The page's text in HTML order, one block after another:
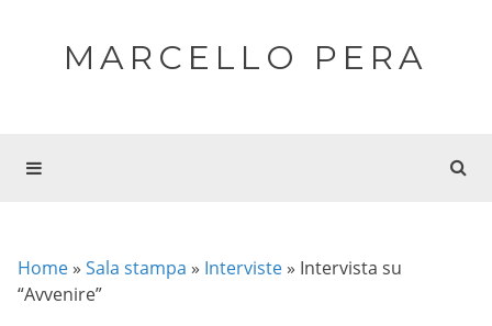
MARCELLO PERA
Home » Sala stampa » Interviste » Intervista su
“Avvenire”